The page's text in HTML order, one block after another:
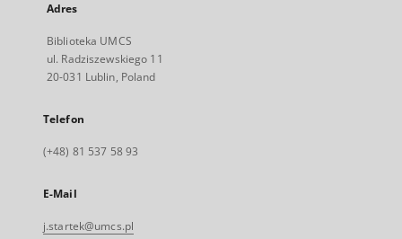
Adres
Biblioteka UMCS
ul. Radziszewskiego 11
20-031 Lublin, Poland
Telefon
(+48) 81 537 58 93
E-Mail
j.startek@umcs.pl